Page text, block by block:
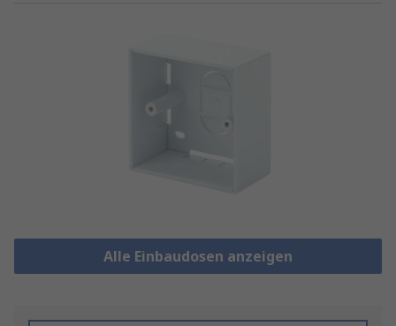
Alle Einbaudosen anzeigen